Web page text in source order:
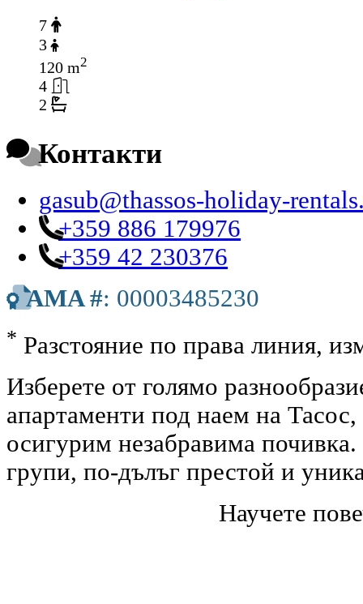
7
3
120 m2
4
2
Контакти
gasub@thassos-holiday-
+359 886 179976
+359 42 230376
AMA #: 00003485230
* Разстояние по права линия,
Изберете от голямо
апартаменти под наем на
осигурим незабравима
групи, по-дълъг престой и
Научете